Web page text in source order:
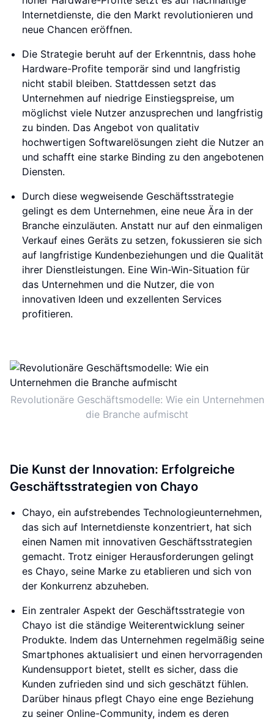
Internetdienste, die den Markt revolutionieren und
neue Chancen eröffnen.
Die Strategie beruht auf der Erkenntnis, dass hohe
Hardware-Profite temporär sind und langfristig
nicht stabil bleiben. Stattdessen setzt das
Unternehmen auf niedrige Einstiegspreise, um
möglichst viele Nutzer anzusprechen und langfristig
zu binden. Das Angebot von qualitativ
hochwertigen Softwarelösungen zieht die Nutzer an
und schafft eine starke Binding zu den angebotenen
Diensten.
Durch diese wegweisende Geschäftsstrategie
gelingt es dem Unternehmen, eine neue Ära in der
Branche einzuläuten. Anstatt nur auf den einmaligen
Verkauf eines Geräts zu setzen, fokussieren sie sich
auf langfristige Kundenbeziehungen und die Qualität
ihrer Dienstleistungen. Eine Win-Win-Situation für
das Unternehmen und die Nutzer, die von
innovativen Ideen und exzellenten Services
profitieren.
Revolutionäre Geschäftsmodelle: Wie ein Unternehmen
die Branche aufmischt
Die Kunst der Innovation: Erfolgreiche
Geschäftsstrategien von Chayo
Chayo, ein aufstrebendes Technologieunternehmen,
das sich auf Internetdienste konzentriert, hat sich
einen Namen mit innovativen Geschäftsstrategien
gemacht. Trotz einiger Herausforderungen gelingt
es Chayo, seine Marke zu etablieren und sich von
der Konkurrenz abzuheben.
Ein zentraler Aspekt der Geschäftsstrategie von
Chayo ist die ständige Weiterentwicklung seiner
Produkte. Indem das Unternehmen regelmäßig seine
Smartphones aktualisiert und einen hervorragenden
Kundensupport bietet, stellt es sicher, dass die
Kunden zufrieden sind und sich geschätzt fühlen.
Darüber hinaus pflegt Chayo eine enge Beziehung
zu seiner Online-Community, indem es deren